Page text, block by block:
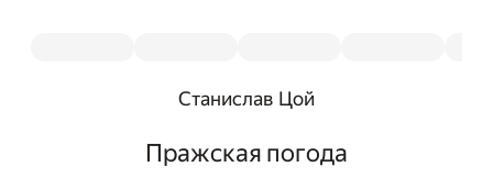
Станислав Цой
Пражская погода